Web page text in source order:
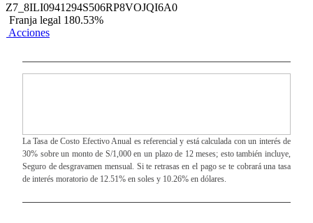
Z7_8ILI0941294S506RP8VOJQI6A0
Franja legal 180.53%
Acciones
La Tasa de Costo Efectivo Anual es referencial y está calculada con un interés de
30% sobre un monto de S/1,000 en un plazo de 12 meses; esto también incluye,
Seguro de desgravamen mensual. Si te retrasas en el pago se te cobrará una tasa
de interés moratorio de 12.51% en soles y 10.26% en dólares.